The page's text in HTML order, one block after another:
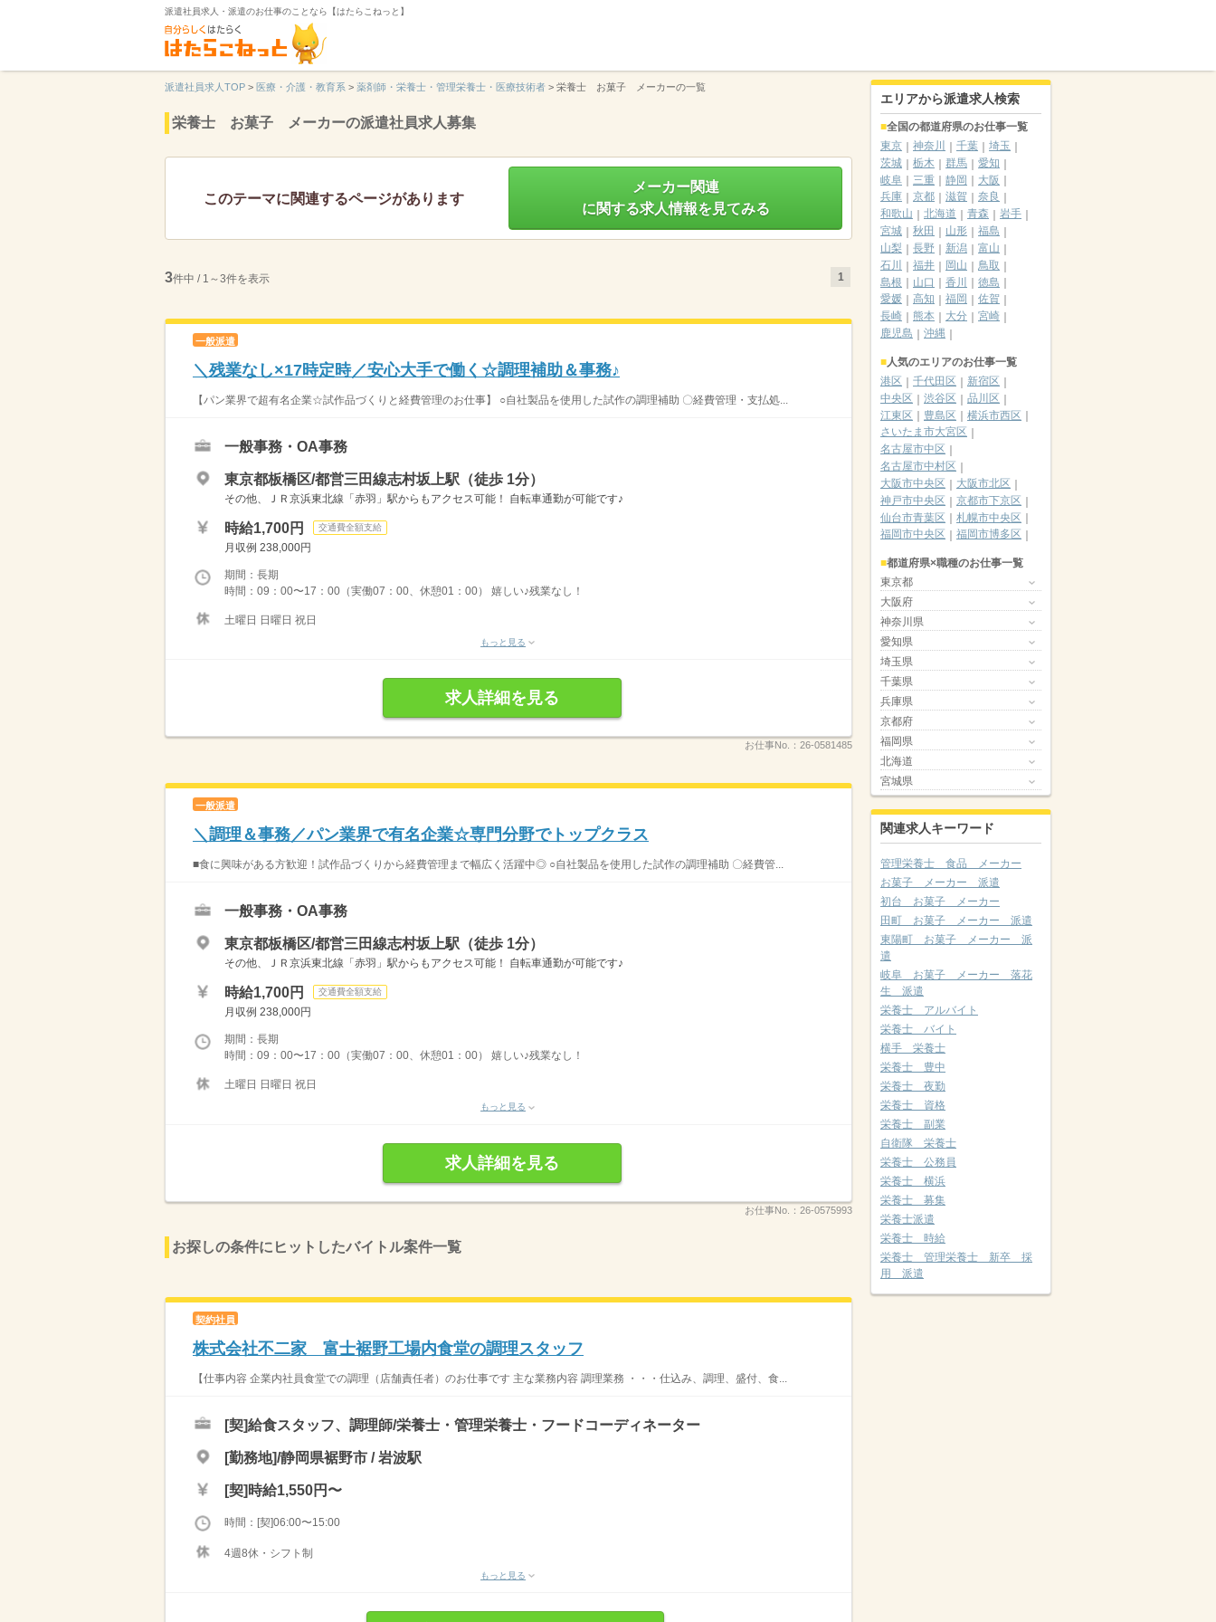
派遣社員求人・派遣のお仕事のことなら【はたらこねっと】
派遣社員求人TOP > 医療・介護・教育系 > 薬剤師・栄養士・管理栄養士・医療技術者 > 栄養士 お菓子 メーカーの一覧
栄養士 お菓子 メーカーの派遣社員求人募集
このテーマに関連するページがあります
メーカー関連
に関する求人情報を見てみる
3件中 / 1～3件を表示 1
一般派遣
＼残業なし×17時定時／安心大手で働く☆調理補助＆事務♪
【パン業界で超有名企業☆試作品づくりと経費管理のお仕事】 ○自社製品を使用した試作の調理補助 〇経費管理・支払処...
一般事務・OA事務
東京都板橋区/都営三田線志村坂上駅（徒歩 1分）
その他、ＪＲ京浜東北線「赤羽」駅からもアクセス可能！ 自転車通勤が可能です♪
時給1,700円 交通費全額支給
月収例 238,000円
期間：長期
時間：09：00〜17：00（実働07：00、休憩01：00） 嬉しい♪残業なし！
土曜日 日曜日 祝日
もっと見る
求人詳細を見る
お仕事No.： 26-0581485
一般派遣
＼調理＆事務／パン業界で有名企業☆専門分野でトップクラス
■食に興味がある方歓迎！試作品づくりから経費管理まで幅広く活躍中◎ ○自社製品を使用した試作の調理補助 〇経費管...
一般事務・OA事務
東京都板橋区/都営三田線志村坂上駅（徒歩 1分）
その他、ＪＲ京浜東北線「赤羽」駅からもアクセス可能！ 自転車通勤が可能です♪
時給1,700円 交通費全額支給
月収例 238,000円
期間：長期
時間：09：00〜17：00（実働07：00、休憩01：00） 嬉しい♪残業なし！
土曜日 日曜日 祝日
もっと見る
求人詳細を見る
お仕事No.： 26-0575993
お探しの条件にヒットしたバイトル案件一覧
契約社員
株式会社不二家 富士裾野工場内食堂の調理スタッフ
【仕事内容 企業内社員食堂での調理（店舗責任者）のお仕事です 主な業務内容 調理業務 ・・・仕込み、調理、盛付、食...
[契]給食スタッフ、調理師/栄養士・管理栄養士・フードコーディネーター
[勤務地]/静岡県裾野市 / 岩波駅
[契] 時給1,550円〜
時間：[契]06:00〜15:00
4週8休・シフト制
もっと見る
エリアから派遣求人検索
全国の都道府県のお仕事一覧
東京
神奈川 千葉
埼玉
茨城
栃木 群馬
愛知
岐阜
三重 静岡
大阪
兵庫
京都 滋賀
奈良
和歌山
北海道 青森
岩手
宮城
秋田 山形
福島
山梨
長野 新潟
富山
石川
福井 岡山
鳥取
島根
山口 香川
徳島
愛媛
高知 福岡
佐賀
長崎
熊本 大分
宮崎
鹿児島
沖縄
人気のエリアのお仕事一覧
港区
千代田区
新宿区
中央区
渋谷区
品川区
江東区
豊島区
横浜市西区
さいたま市大宮区
名古屋市中区
名古屋市中村区
大阪市中央区
大阪市北区
神戸市中央区
京都市下京区
仙台市青葉区
札幌市中央区
福岡市中央区
福岡市博多区
都道府県×職種のお仕事一覧
東京都
大阪府
神奈川県
愛知県
埼玉県
千葉県
兵庫県
京都府
福岡県
北海道
宮城県
関連求人キーワード
管理栄養士 食品 メーカー
お菓子 メーカー 派遣
初台 お菓子 メーカー
田町 お菓子 メーカー 派遣
東陽町 お菓子 メーカー 派
遣
岐阜 お菓子 メーカー 落花
生 派遣
栄養士 アルバイト
栄養士 バイト
横手 栄養士
栄養士 豊中
栄養士 夜勤
栄養士 資格
栄養士 副業
自衛隊 栄養士
栄養士 公務員
栄養士 横浜
栄養士 募集
栄養士派遣
栄養士 時給
栄養士 管理栄養士 新卒 採
用 派遣